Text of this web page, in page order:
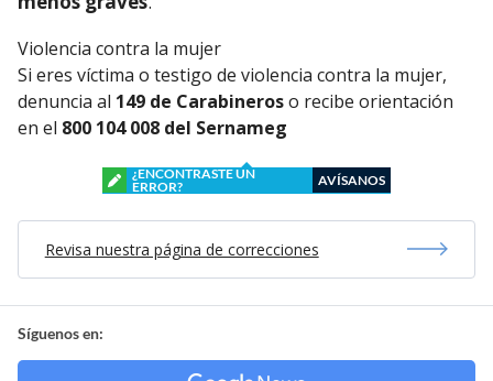
Violencia contra la mujer
Si eres víctima o testigo de violencia contra la mujer,
denuncia al 149 de Carabineroso recibe orientación
en el 800 104 008 del Sernameg
¿ENCONTRASTE UN
ERROR?
AVÍSANOS
Revisa nuestra página de correcciones
Síguenos en: